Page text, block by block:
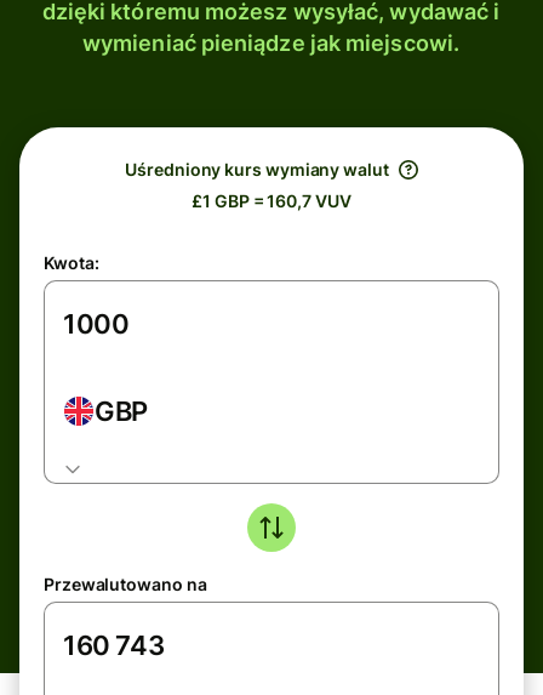
dzięki któremu możesz wysyłać, wydawać i
wymieniać pieniądze jak miejscowi.
Uśredniony kurs wymiany walut
£1 GBP = 160,7 VUV
Kwota:
GBP
Przewalutowano na